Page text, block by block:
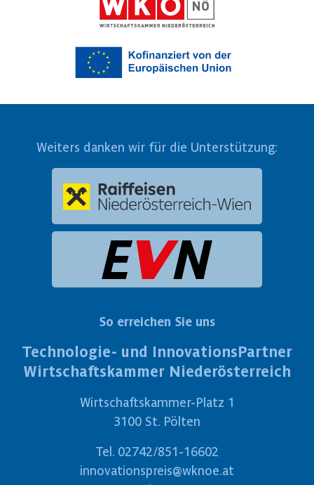
Weiters danken wir für die Unterstützung:
So erreichen Sie uns
Technologie- und InnovationsPartner
Wirtschaftskammer Niederösterreich
Wirtschaftskammer-Platz 1
3100 St. Pölten
Tel. 02742/851-16602
innovationspreis@wknoe.at